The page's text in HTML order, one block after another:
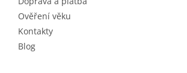
Ověření věku
Kontakty
Blog